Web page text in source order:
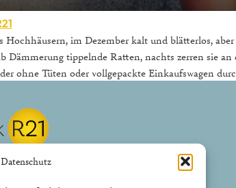
Datenschutz
Hochhäusern, im Dezember kalt und blätterlos,
Dämmerung tippelnde Ratten, nachts zerren sie
ohne Tüten oder vollgepackte Einkaufswagen